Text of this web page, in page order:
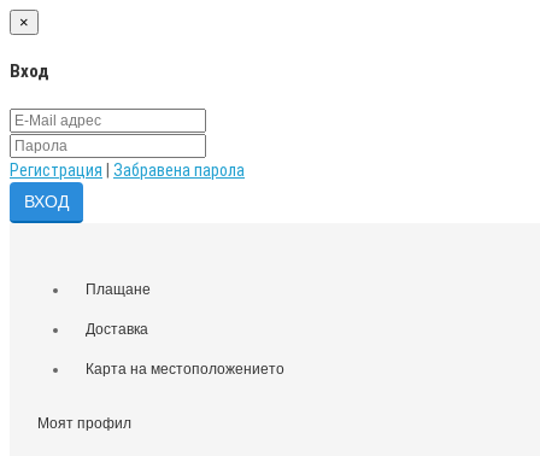
×
Вход
Регистрация Забравена парола
Плащане
Доставка
Карта на местоположението
Моят профил